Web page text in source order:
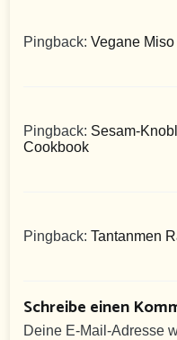
Pingback:Vegane
Pingback: Sesam-
Cookbook
Pingback:Tantanmen
Schreibe einen
Deine E-Mail-Adresse